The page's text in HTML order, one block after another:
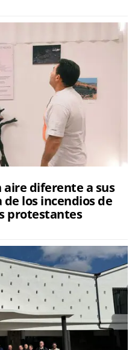
aire diferente a sus
los incendios de
protestantes